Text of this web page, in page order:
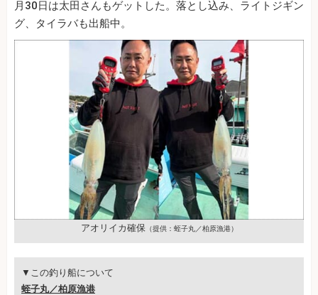
月30日は太田さんもゲットした。落とし込み、ライトジギン
グ、タイラバも出船中。
アオリイカ確保 （提供：蛭子丸／柏原漁港）
▼この釣り船について
蛭子丸／柏原漁港